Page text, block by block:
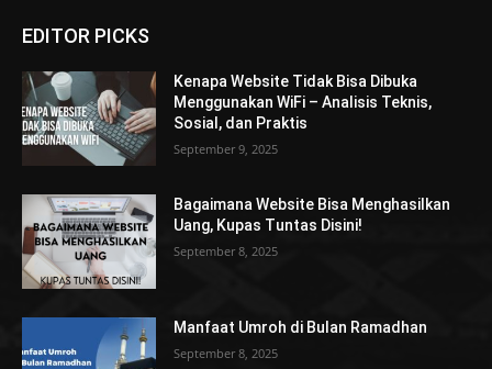
EDITOR PICKS
Kenapa Website Tidak Bisa Dibuka
Menggunakan WiFi – Analisis Teknis,
Sosial, dan Praktis
September 9, 2025
Bagaimana Website Bisa Menghasilkan
Uang, Kupas Tuntas Disini!
September 8, 2025
Manfaat Umroh di Bulan Ramadhan
September 8, 2025